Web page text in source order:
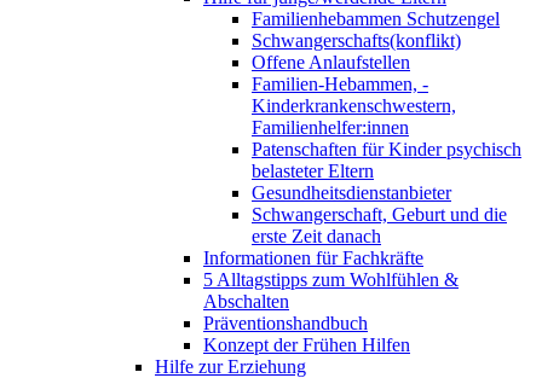
Familienhebammen Schutzengel
Schwangerschafts(konflikt)
Offene Anlaufstellen
Familien-Hebammen, -
Kinderkrankenschwestern,
Familienhelfer:innen
Patenschaften für Kinder psychisch
belasteter Eltern
Gesundheitsdienstanbieter
Schwangerschaft, Geburt und die
erste Zeit danach
Informationen für Fachkräfte
5 Alltagstipps zum Wohlfühlen &
Abschalten
Präventionshandbuch
Konzept der Frühen Hilfen
Hilfe zur Erziehung